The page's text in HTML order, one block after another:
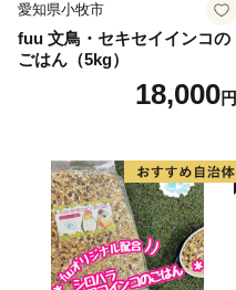
愛知県小牧市
fuu 文鳥・セキセイインコの
ごはん（5kg）
18,000円